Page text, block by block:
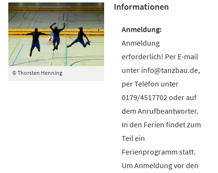
© Thorsten Henning
Informationen
Anmeldung
erforderlich! Per E-mail
unter info@tanzbau.de,
per Telefon unter
0179/4517702 oder auf
dem Anrufbeantworter.
In den Ferien findet zum
Teil ein
Ferienprogramm statt.
Um Anmeldung vor den